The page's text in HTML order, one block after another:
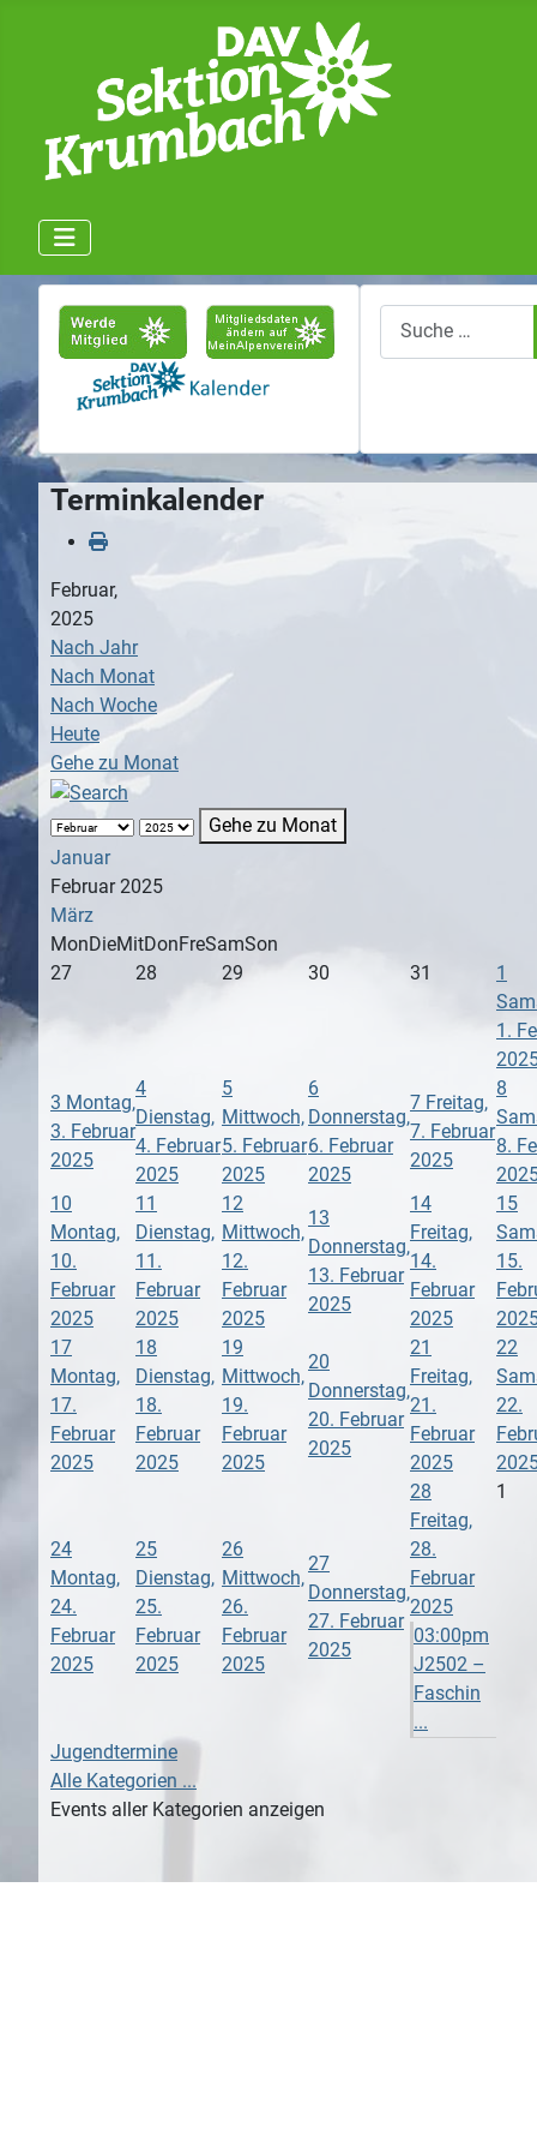
Terminkalender
Februar,
2025
Nach Jahr
Nach Monat
Nach Woche
Heute
Gehe zu Monat
Gehe zu Monat
Januar
Februar 2025
März
MonDieMitDonFreSamSon
27
28 29 30 31
1
1.
3 Montag,
3. Februar
2025
4
Dienstag,
4. Februar
2025
5
Mittwoch,
5. Februar
2025
6
Donnerstag,
6. Februar
2025
7 Freitag,
7. Februar
2025
8
8.
10
Montag,
10.
Februar
2025
11
Dienstag,
11.
Februar
2025
12
Mittwoch,
12.
Februar
2025
13
Donnerstag,
13. Februar
2025
14
Freitag,
14.
Februar
2025
15
15.
17
Montag,
17.
Februar
2025
18
Dienstag,
18.
Februar
2025
19
Mittwoch,
19.
Februar
2025
20
Donnerstag,
20. Februar
2025
21
Freitag,
21.
Februar
2025
22
22.
24
Montag,
24.
Februar
2025
25
Dienstag,
25.
Februar
2025
26
Mittwoch,
26.
Februar
2025
27
Donnerstag,
27. Februar
2025
28
Freitag,
28.
Februar
2025
03:00pm
J2502 –
Faschin
...
1
Jugendtermine
Alle Kategorien ...
Events aller Kategorien anzeigen